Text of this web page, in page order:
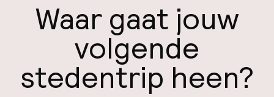
Waar gaat jouw
volgende
stedentrip heen?